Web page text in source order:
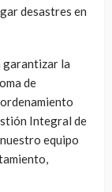
desastres en
garantizar la
de
Integral de
equipo